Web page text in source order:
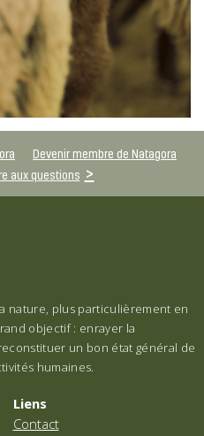
Devenir membre de Natagora
aux questions
nature, plus particulièrement en
objectif : enrayer la
un bon état général de
humaines.
Liens
Contact